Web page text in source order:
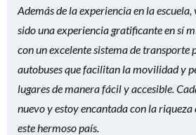
Además de la experiencia en la
sido una experiencia gratificante en sí
con un excelente sistema de transporte
autobuses que facilitan la movilidad y
lugares de manera fácil y accesible.
nuevo y estoy encantada con la
este hermoso país.